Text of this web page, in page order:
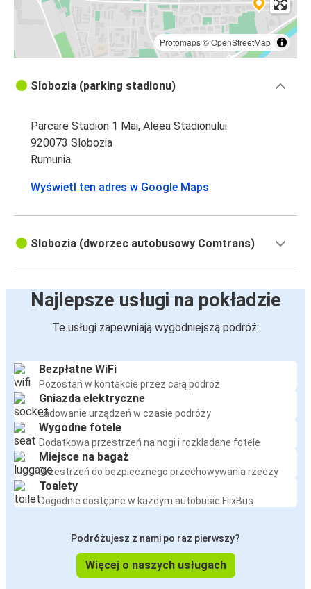
Protomaps©OpenStreetMap
Slobozia (parking stadionu)
Parcare Stadion 1 Mai, Aleea Stadionului
920073 Slobozia
Rumunia
Wyświetl ten adres w Google Maps
Slobozia (dworzec autobusowy Comtrans)
Najlepsze usługi na pokładzie
Te usługi zapewniają wygodniejszą podróż:
Bezpłatne WiFi
Pozostań w kontakcie przez całą podróż
Gniazda elektryczne
Ładowanie urządzeń w czasie podróży
Wygodne fotele
Dodatkowa przestrzeń na nogi i rozkładane fotele
Miejsce na bagaż
Przestrzeń do bezpiecznego przechowywania rzeczy
Toalety
Dogodnie dostępne w każdym autobusie FlixBus
Podróżujesz z nami po raz pierwszy?
Więcej o naszych usługach